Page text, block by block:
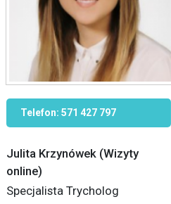
Telefon: 571 427 797
Julita Krzynówek (Wizyty
online)
Specjalista Trycholog